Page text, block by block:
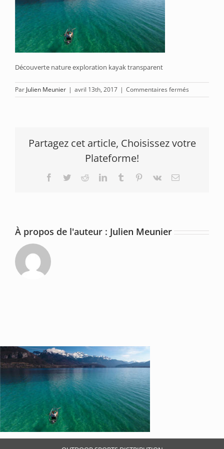
Découverte nature exploration kayak transparent
Par Julien Meunier | avril 13th, 2017 | Commentaires fermés
Explo-
Partagez cet article, Choisissez votre
Plateforme!
Facebook
TwitterRedditLinkedInTumblr Pinterest
Vk Email
À propos de l'auteur : Julien Meunier